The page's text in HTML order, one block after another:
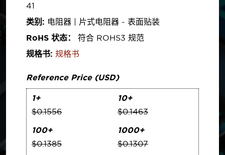
41
类别: 电阻器 | 片式电阻器 - 表面贴装
RoHS 状态：
符合 ROHS3 规范
规格书: 规格书
Reference Price (USD)
1+
$0.1556
10+
$0.1463
100+
$0.1385
1000+
$0.1307